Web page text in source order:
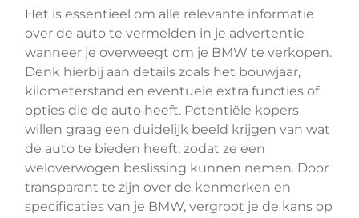
Het is essentieel om alle relevante informatie
over de auto te vermelden in je advertentie
wanneer je overweegt om je BMW te verkopen.
Denk hierbij aan details zoals het bouwjaar,
kilometerstand en eventuele extra functies of
opties die de auto heeft. Potentiële kopers
willen graag een duidelijk beeld krijgen van wat
de auto te bieden heeft, zodat ze een
weloverwogen beslissing kunnen nemen. Door
transparant te zijn over de kenmerken en
specificaties van je BMW, vergroot je de kans op